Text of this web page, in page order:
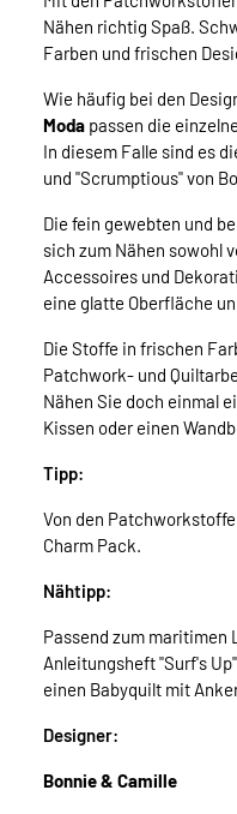
Nähen richtig Spaß.
Farben und frischen
Wie häufig bei den
Moda passen die
In diesem Falle sind es
und "Scrumptious" von
Die fein gewebten und
sich zum Nähen sowohl
Accessoires und
eine glatte Oberfläche
Die Stoffe in frischen
Patchwork- und
Nähen Sie doch einmal
Kissen oder einen
Tipp:
Von den
Charm Pack.
Nähtipp:
Passend zum maritimen
Anleitungsheft "Surf's
einen Babyquilt mit
Designer:
Bonnie & Camille